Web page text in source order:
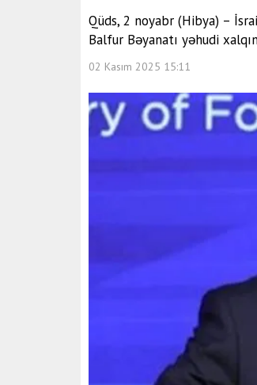
Qüds, 2 noyabr (Hibya) –
Balfur Bəyanatı yəhudi
02 Kasım 2025 15:11